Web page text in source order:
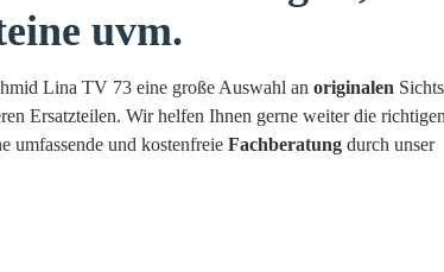
uvm.
Lina TV 73 eine große Auswahl an originalen
Ersatzteilen. Wir helfen Ihnen gerne weiter die
umfassende und kostenfreie Fachberatung durch unser